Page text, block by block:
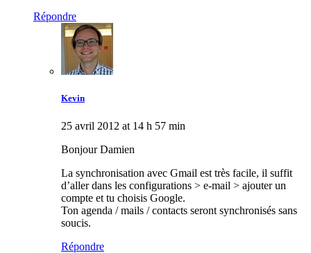
Répondre
Kevin
25 avril 2012 at 14 h 57 min
Bonjour Damien
La synchronisation avec Gmail est très facile, il suffit
d’aller dans les configurations > e-mail > ajouter un
compte et tu choisis Google.
Ton agenda / mails / contacts seront synchronisés sans
soucis.
Répondre